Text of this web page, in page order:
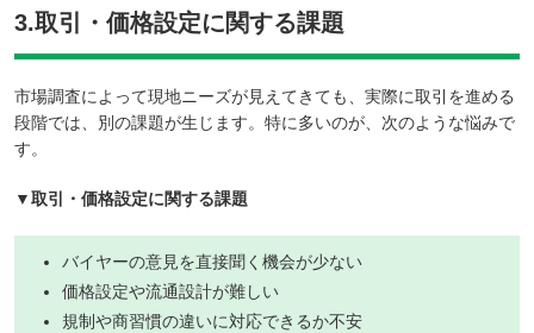
3.取引・価格設定に関する課題
市場調査によって現地ニーズが見えてきても、実際に取引を進める
段階では、別の課題が生じます。特に多いのが、次のような悩みで
す。
▼取引・価格設定に関する課題
バイヤーの意見を直接聞く機会が少ない
価格設定や流通設計が難しい
規制や商習慣の違いに対応できるか不安